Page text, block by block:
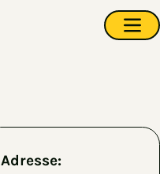
Adresse: